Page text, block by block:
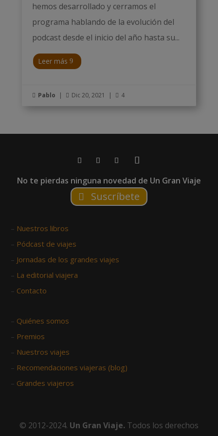
hemos desarrollado y cerramos el
programa hablando de la evolución del
podcast desde el inicio del año hasta su...
Leer más
 Pablo |  Dic 20, 2021 |  4
No te pierdas ninguna novedad de Un Gran Viaje
Suscríbete
– Nuestros libros
– Pódcast de viajes
– Jornadas de los grandes viajes
– La editorial viajera
– Contacto
– Quiénes somos
– Premios
– Nuestros viajes
– Recomendaciones viajeras (blog)
– Grandes viajeros
© 2012-2024. Un Gran Viaje. Todos los derechos